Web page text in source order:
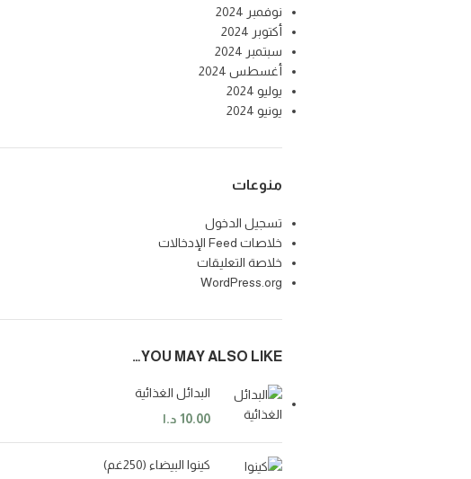
نوفمبر 2024
أكتوبر 2024
سبتمبر 2024
أغسطس 2024
يوليو 2024
يونيو 2024
منوعات
تسجيل الدخول
خلاصات Feed الإدخالات
خلاصة التعليقات
WordPress.org
YOU MAY ALSO LIKE…
البدائل الغذائية
10.00 د.ا
كينوا البيضاء (250غم)